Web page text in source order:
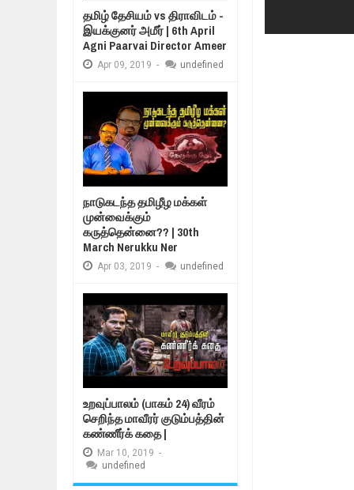
தமிழ் தேசியம் vs திராவிடம் -
இயக்குனர் அமீர் | 6th April
Agni Paarvai Director Ameer
Apr 09, 2019 - undefined
நாடுகடந்த தமிழீழ மக்கள்
முன்வைக்கும்
கருத்தென்னை?? | 30th
March Nerukku Ner
Apr 03, 2019 - undefined
உறவுப்பாலம் (பாகம் 24) வீரம்
செறிந்த மாவீரர் குடும்பத்தின்
கண்ணீர்க் கதை |
Mar 10, 2019 -
undefined